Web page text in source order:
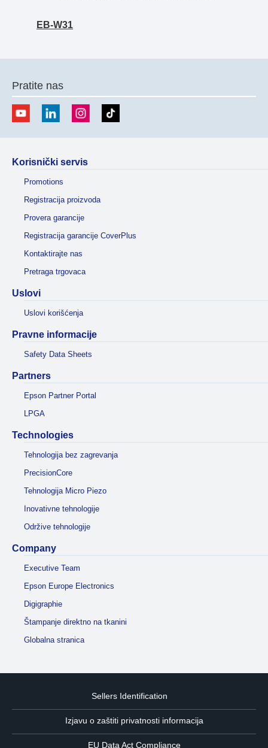
EB-W31
Pratite nas
Korisnički servis
Promotions
Registracija proizvoda
Provera garancije
Registracija garancije CoverPlus
Kontaktirajte nas
Pretraga trgovaca
Uslovi
Uslovi korišćenja
Pravne informacije
Safety Data Sheets
Partners
Epson Partner Portal
LPGA
Technologies
Tehnologija bez zagrevanja
PrecisionCore
Tehnologija Micro Piezo
Inovativne tehnologije
Održive tehnologije
Company
Executive Team
Epson Europe Electronics
Digigraphie
Štampanje direktno na tkanini
Globalna stranica
Sellers Identification
Izjavu o zaštiti privatnosti informacija
EU Data Act Compliance